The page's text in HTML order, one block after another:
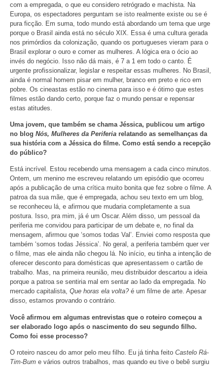
com a empregada, o que eu considero retrógrado e machista. Na
Europa, os espectadores perguntam se isto realmente existe ou se é
pura ficção. Em suma, todo mundo está abordando um tema que urge
porque o Brasil ainda está no século XIX. Essa é uma cultura gerada
nos primórdios da colonização, quando os portugueses vieram para o
Brasil explorar o ouro e comer as mulheres. A lógica era o ócio ao
invés do negócio. Isso não dá mais, é 7 a 1 em todo o canto. É
urgente profissionalizar, legislar e respeitar essas mulheres. No Brasil,
ainda é normal homem pisar em mulher, branco em preto e rico em
pobre. Os cineastas estão no cinema para isso e é ótimo que estes
filmes estão dando certo, porque faz o mundo pensar e repensar
estas atitudes.
Uma jovem, que também se chama Jéssica, publicou um artigo
no blog Nós, Mulheres da Periferia relatando as semelhanças da
sua história com a Jéssica do filme. Como está sendo a recepção
do público?
Está incrível. Estou recebendo uma mensagem a cada cinco minutos.
Ontem, um menino me escreveu relatando um episódio que ocorreu
após a publicação de uma crítica muito bonita que fez sobre o filme. A
patroa da sua mãe, que é empregada, achou seu texto em um blog,
se reconheceu lá, e afirmou que mudaria completamente a sua
postura. Isso, pra mim, já é um Oscar. Além disso, um pessoal da
periferia me convidou para participar de um debate e, no final da
mensagem, afirmou que ‘somos todas Val’. Enviei como resposta que
também ‘somos todas Jéssica’. No geral, a periferia também quer ver
o filme, mas ele ainda não chegou lá. No início, eu tinha a intenção de
oferecer desconto para domésticas que apresentassem o cartão de
trabalho. Mas, na primeira reunião, meu distribuidor descartou a ideia
porque a patroa se sentiria mal em sentar ao lado da empregada. No
mercado capitalista, Que horas ela volta? é um filme de arte. Apesar
disso, estamos provando o contrário.
Você afirmou em algumas entrevistas que o roteiro começou a
ser elaborado logo após o nascimento do seu segundo filho.
Como foi esse processo?
O roteiro nasceu do amor pelo meu filho. Eu já tinha feito Castelo Rá-
Tim-Bum e vários outros trabalhos, mas quando eu tive o bebê surgiu